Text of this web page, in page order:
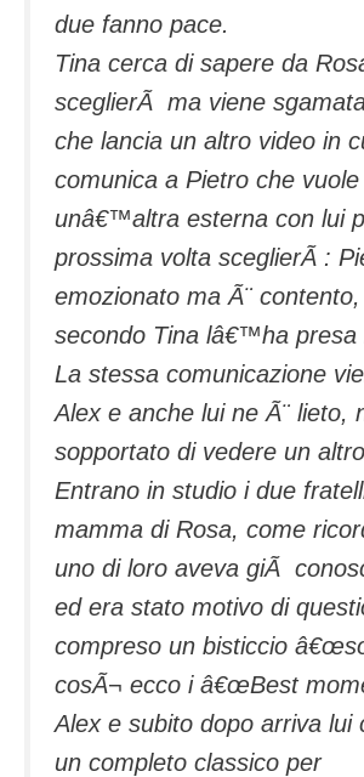
due fanno pace.
Tina cerca di sapere da
sceglierÃ ma viene
che lancia un altro video in
comunica a Pietro che
unâ€™altra esterna con lui
prossima volta sceglierÃ :
emozionato ma Ã¨
secondo Tina lâ€™ha presa
La stessa comunicazione
Alex e anche lui ne Ã¨ lieto,
sopportato di vedere un
Entrano in studio i due
mamma di Rosa, come
uno di loro aveva giÃ
ed era stato motivo di
compreso un bisticcio
cosÃ¬ ecco i â€œBest
Alex e subito dopo arriva lui
un completo classico per